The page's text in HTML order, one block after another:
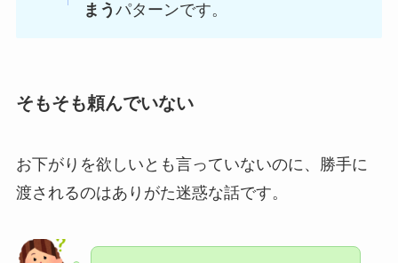
まうパターンです。
そもそも頼んでいない
お下がりを欲しいとも言っていないのに、勝手に
渡されるのはありがた迷惑な話です。